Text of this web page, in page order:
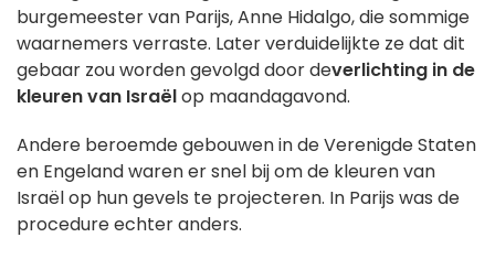
burgemeester van Parijs, Anne Hidalgo, die sommige
waarnemers verraste. Later verduidelijkte ze dat dit
gebaar zou worden gevolgd door deverlichting in de
kleuren van Israëlop maandagavond.
Andere beroemde gebouwen in de Verenigde Staten
en Engeland waren er snel bij om de kleuren van
Israël op hun gevels te projecteren. In Parijs was de
procedure echter anders.